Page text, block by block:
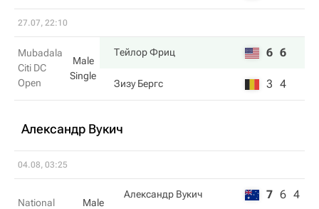
27.07, 22:10
Mubadala
Citi DC
Open
Male
Single
Тейлор Фриц 6 6
Зизу Бергс 3 4
Александр Вукич
04.08, 03:25
National
Male
Александр Вукич 7 6 4